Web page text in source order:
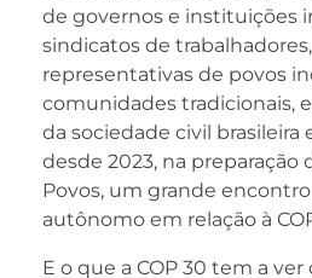
de governos e instituições
sindicatos de
representativas de povos
comunidades tradicionais,
da sociedade civil brasileira
desde 2023, na preparação
Povos, um grande
autônomo em relação à
E o que a COP 30 tem a ver